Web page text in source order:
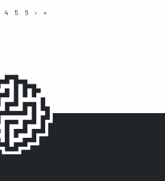
4 5 6
sayfa
›
sayfa
»